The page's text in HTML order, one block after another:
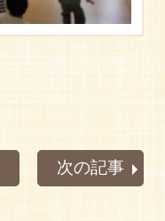
次の記事